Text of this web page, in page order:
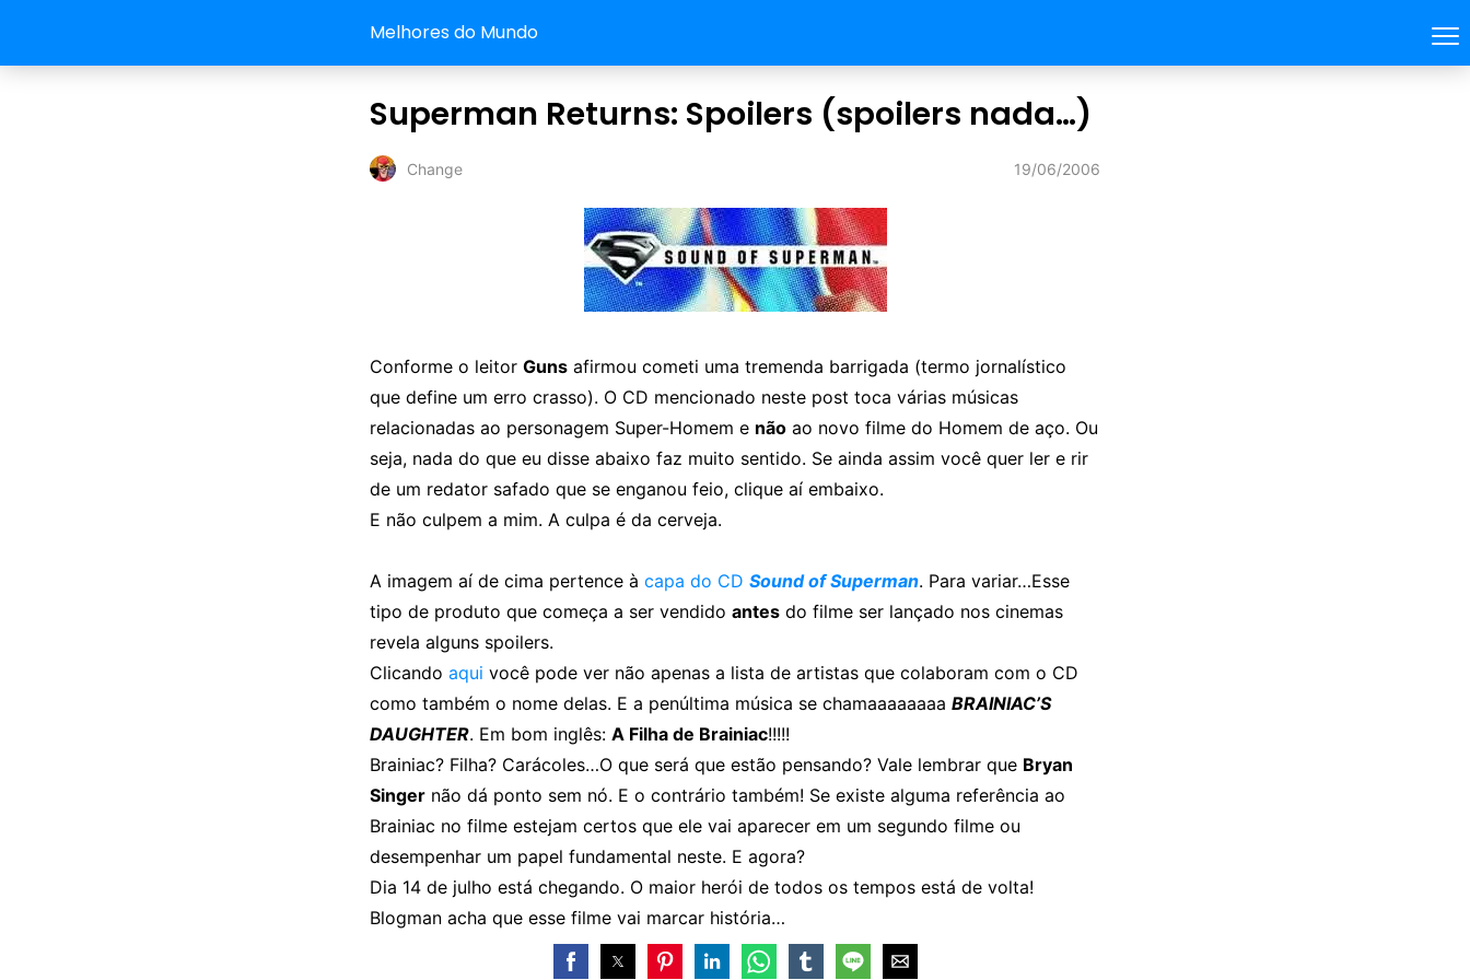
Melhores do Mundo
Superman Returns: Spoilers (spoilers nada…)
Change 19/06/2006
Conforme o leitor Guns afirmou cometi uma tremenda barrigada (termo jornalístico
que define um erro crasso). O CD mencionado neste post toca várias músicas
relacionadas ao personagem Super-Homem e não ao novo filme do Homem de aço. Ou
seja, nada do que eu disse abaixo faz muito sentido. Se ainda assim você quer ler e rir
de um redator safado que se enganou feio, clique aí embaixo.
E não culpem a mim. A culpa é da cerveja.
A imagem aí de cima pertence à capa do CD Sound of Superman. Para variar…Esse
tipo de produto que começa a ser vendido antes do filme ser lançado nos cinemas
revela alguns spoilers.
Clicando aqui você pode ver não apenas a lista de artistas que colaboram com o CD
como também o nome delas. E a penúltima música se chamaaaaaaaa BRAINIAC’S
DAUGHTER. Em bom inglês: A Filha de Brainiac!!!!!
Brainiac? Filha? Carácoles…O que será que estão pensando? Vale lembrar que Bryan
Singer não dá ponto sem nó. E o contrário também! Se existe alguma referência ao
Brainiac no filme estejam certos que ele vai aparecer em um segundo filme ou
desempenhar um papel fundamental neste. E agora?
Dia 14 de julho está chegando. O maior herói de todos os tempos está de volta!
Blogman acha que esse filme vai marcar história…